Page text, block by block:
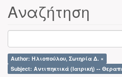
Αναζήτηση
Author: Ηλιοπούλου, Σωτηρία Δ. ×
Subject: Αντιπηκτικά (Ιατρική) --